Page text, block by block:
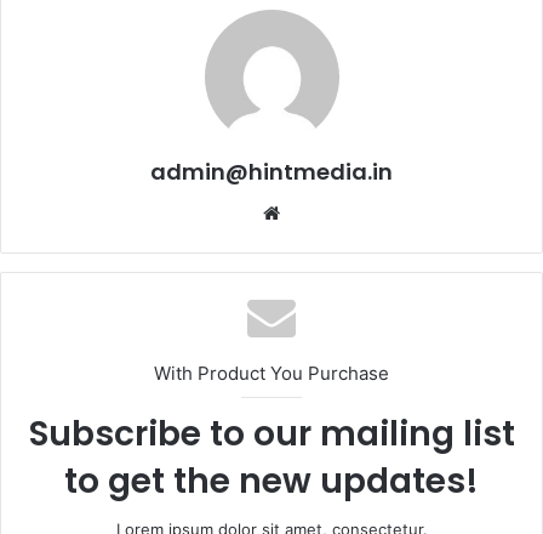
admin@hintmedia.in
With Product You Purchase
Subscribe to our mailing list
to get the new updates!
Lorem ipsum dolor sit amet, consectetur.